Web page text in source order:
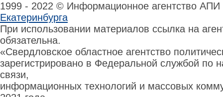
1999 - 2022 © Информационное агентство
Екатеринбурга
При использовании материалов ссылка на
обязательна.
«Свердловское областное агентство
зарегистрировано в Федеральной службой по
связи,
информационных технологий и массовых